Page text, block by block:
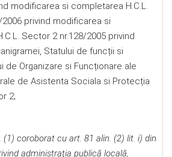
modificarea si completarea H.C.L.
privind modificarea si
Sector 2 nr.128/2005 privind
Statului de funcții si
de Organizare si Funcționare ale
de Asistenta Sociala si Protecția
2;
(1) coroborat cu art. 81 alin. (2) lit. i) din
administraţia publică locală,